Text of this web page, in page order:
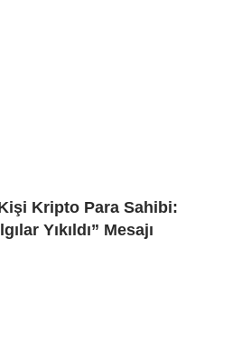
Kripto Para Sahibi:
Yıkıldı” Mesajı